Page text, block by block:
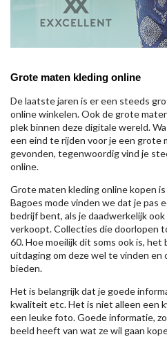
Grote maten kleding online
De laatste jaren is er een steeds
online winkelen. Ook de grote
plek binnen deze digitale wereld.
een eind te rijden voor je een grote
gevonden, tegenwoordig vind je
online.
Grote maten kleding online kopen
Bagoes mode vinden we dat je pas
bedrijf bent, als je daadwerkelijk
verkoopt. Collecties die doorlopen
60. Hoe moeilijk dit soms ook is,
uitdaging om deze wel te vinden
bieden.
Het is belangrijk dat je goede
kwaliteit etc. Het is niet alleen een
een leuke foto. Goede informatie,
beeld heeft van wat ze wil gaan